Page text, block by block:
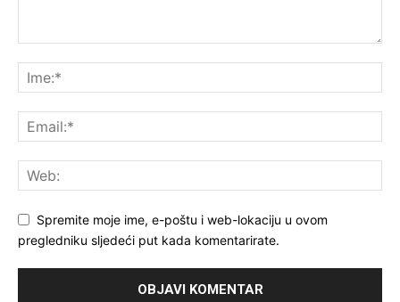
Spremite moje ime, e-poštu i web-lokaciju u ovom
pregledniku sljedeći put kada komentarirate.